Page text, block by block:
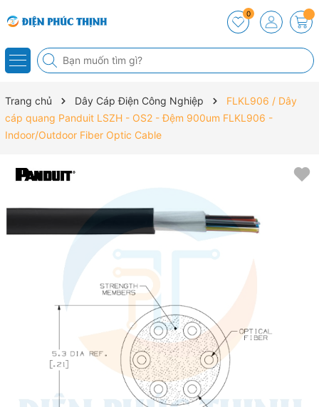
0
Trang chủ Dây Cáp Điện Công Nghiệp
FLKL906 / Dây
cáp quang Panduit LSZH - OS2 - Đệm 900um FLKL906 -
Indoor/Outdoor Fiber Optic Cable